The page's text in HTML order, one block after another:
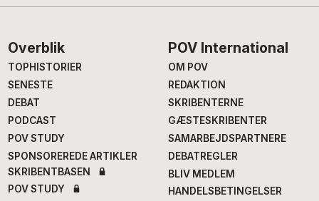
Footer
Overblik
TOPHISTORIER
SENESTE
DEBAT
PODCAST
POV STUDY
SPONSOREREDE ARTIKLER
SKRIBENTBASEN
POV STUDY
POV International
OM POV
REDAKTION
SKRIBENTERNE
GÆSTESKRIBENTER
SAMARBEJDSPARTNERE
DEBATREGLER
BLIV MEDLEM
HANDELSBETINGELSER